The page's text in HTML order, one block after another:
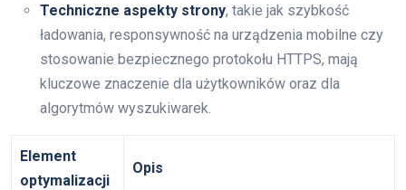
Techniczne aspekty strony, takie jak szybkość
ładowania, responsywność na urządzenia mobilne czy
stosowanie bezpiecznego protokołu HTTPS, mają
kluczowe znaczenie dla użytkowników oraz dla
algorytmów wyszukiwarek.
Element
optymalizacji
Opis